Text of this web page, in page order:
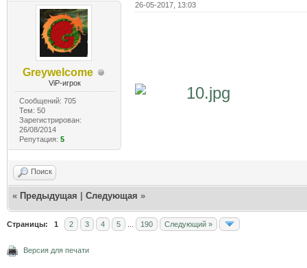
Greywelcome
ViP-игрок
Сообщений: 705
Тем: 50
Зарегистрирован:
26/08/2014
Репутация: 5
26-05-2017, 13:03
10.jpg
Поиск
« Предыдущая Следующая »
Страницы: 1 2 3 4 5 190 Следующий »
Версия для печати